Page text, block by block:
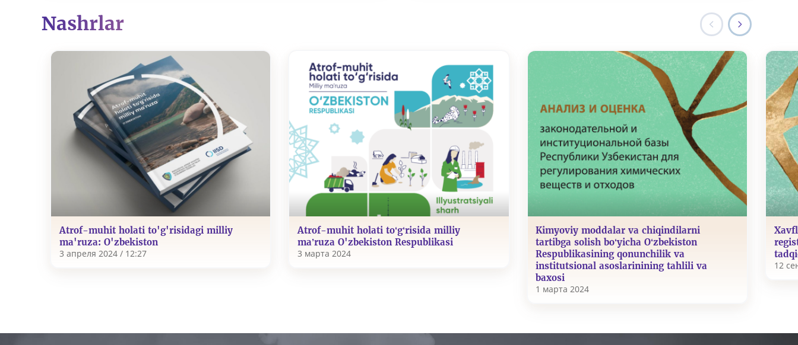
Nashrlar
Atrof-muhit holati to'g'risidagi milliy
ma'ruza: O'zbekiston
3 апреля 2024 / 12:27
Atrof-muhit holati to‘g‘risida milliy
ma’ruza O'zbekiston Respublikasi
3 марта 2024
Kimyoviy moddalar va chiqindilarni
tartibga solish bo‘yicha O‘zbekiston
Respublikasining qonunchilik va
institutsional asoslarinining tahlili va
baxosi
1 марта 2024
12